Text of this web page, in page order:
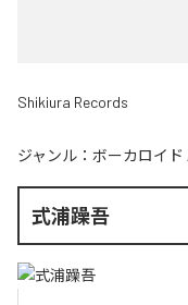
Shikiura Records
ジャンル： ボーカロイド
式浦躁吾